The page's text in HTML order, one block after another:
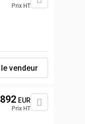
Prix HT
vendeur
EUR
Prix HT